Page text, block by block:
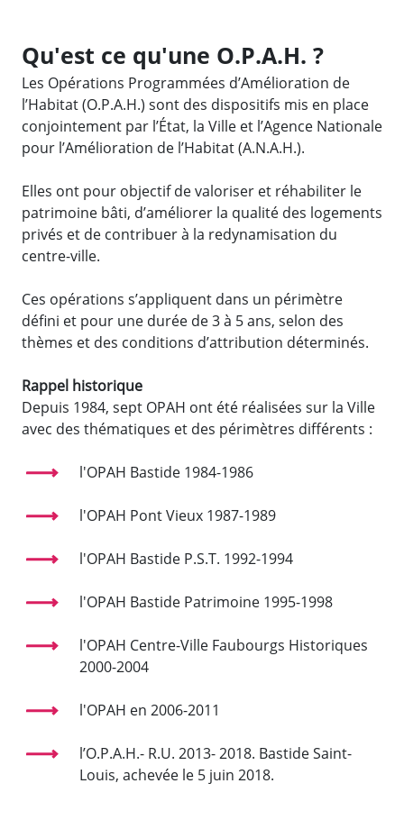
Qu'est ce qu'une O.P.A.H. ?
Les Opérations Programmées d’Amélioration de
l’Habitat (O.P.A.H.) sont des dispositifs mis en place
conjointement par l’État, la Ville et l’Agence Nationale
pour l’Amélioration de l’Habitat (A.N.A.H.).
Elles ont pour objectif de valoriser et réhabiliter le
patrimoine bâti, d’améliorer la qualité des logements
privés et de contribuer à la redynamisation du
centre-ville.
Ces opérations s’appliquent dans un périmètre
défini et pour une durée de 3 à 5 ans, selon des
thèmes et des conditions d’attribution déterminés.
Rappel historique
Depuis 1984, sept OPAH ont été réalisées sur la Ville
avec des thématiques et des périmètres différents :
l'OPAH Bastide 1984-1986
l'OPAH Pont Vieux 1987-1989
l'OPAH Bastide P.S.T. 1992-1994
l'OPAH Bastide Patrimoine 1995-1998
l'OPAH Centre-Ville Faubourgs Historiques
2000-2004
l'OPAH en 2006-2011
l’O.P.A.H.- R.U. 2013- 2018. Bastide Saint-
Louis, achevée le 5 juin 2018.